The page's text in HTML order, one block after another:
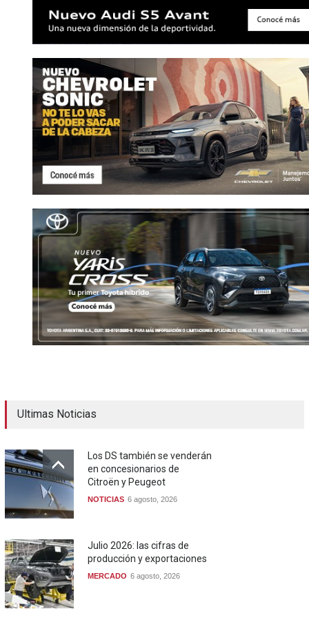
Ultimas Noticias
Los DS también se venderán
en concesionarios de
Citroën y Peugeot
NOTICIAS 6 agosto, 2026
Julio 2026: las cifras de
producción y exportaciones
MERCADO 6 agosto, 2026